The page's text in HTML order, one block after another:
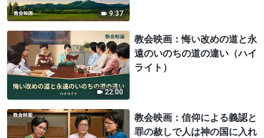
9:37
22:00
教会映画：悔い改めの道と永
遠のいのちの道の違い（ハイ
ライト）
教会映画：信仰による義認と
罪の赦しで人は神の国に入れ